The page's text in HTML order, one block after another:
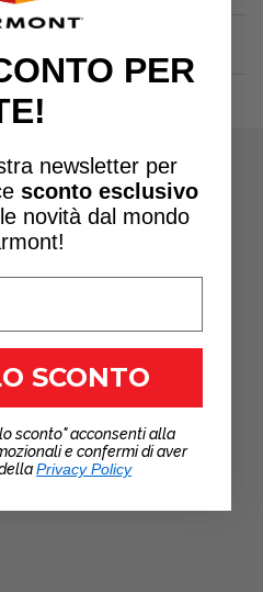
PER
newsletter per
sconto esclusivo
novità dal mondo
SCONTO
sconto" acconsenti alla
e confermi di aver
Privacy Policy